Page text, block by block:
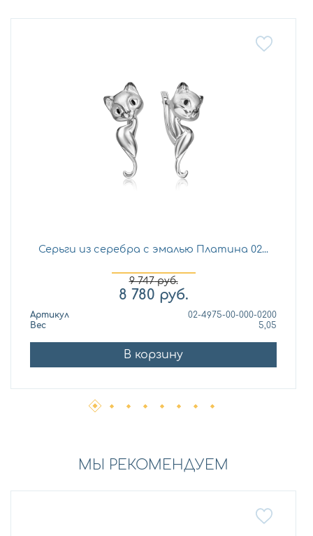
Серьги из серебра с эмалью Платина 02...
9 747руб.
8 780 руб.
Артикул
02-4975-00-000-0200
Вес
5,05
В корзину
МЫ РЕКОМЕНДУЕМ